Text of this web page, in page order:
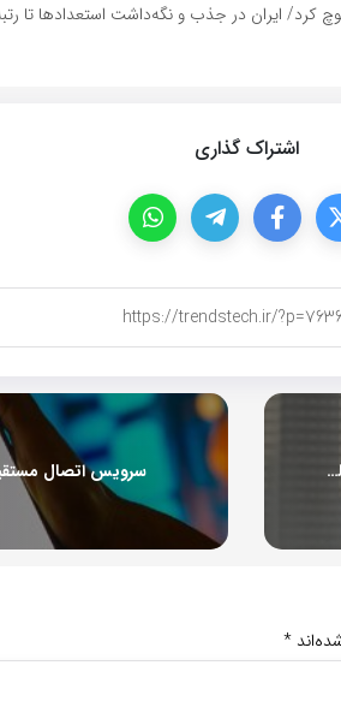
در جذب و نگه‌داشت استعدادها تا رتبه ۱۰۰ سقوط
اشتراک گذاری
آقای پزشکیان، جوانان شما را نگاه می‌کنند، نه شورای عالی فضای مجازی را
*